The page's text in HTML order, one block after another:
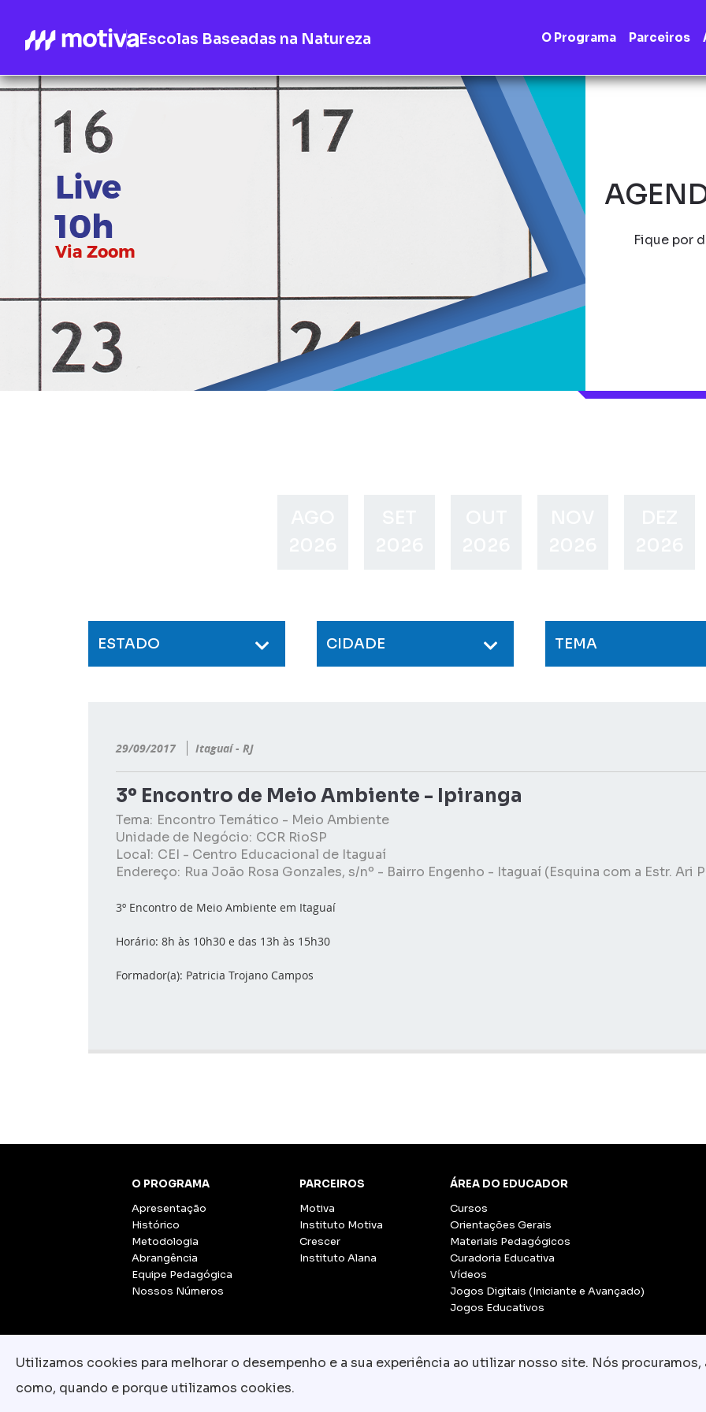
Escolas Baseadas na Natureza O Programa Parceiros
Fique por
ESTADO CIDADE TEMA
29/09/2017 Itaguaí - RJ
3º Encontro de Meio Ambiente - Ipiranga
Tema: Encontro Temático - Meio Ambiente
Unidade de Negócio: CCR RioSP
Local: CEI - Centro Educacional de Itaguaí
Endereço: Rua João Rosa Gonzales, s/nº - Bairro Engenho - Itaguaí (Esquina com a Estr. Ari
3º Encontro de Meio Ambiente em Itaguaí
Horário: 8h às 10h30 e das 13h às 15h30
Formador(a): Patricia Trojano Campos
O PROGRAMA
Apresentação
Histórico
Metodologia
Abrangência
Equipe Pedagógica
Nossos Números
PARCEIROS
Motiva
Instituto Motiva
Crescer
Instituto Alana
ÁREA DO EDUCADOR
Cursos
Orientações Gerais
Materiais Pedagógicos
Curadoria Educativa
Vídeos
Jogos Digitais (Iniciante e Avançado)
Jogos Educativos
Utilizamos cookies para melhorar o desempenho e a sua experiência ao utilizar nosso site. Nós
como, quando e porque utilizamos cookies.